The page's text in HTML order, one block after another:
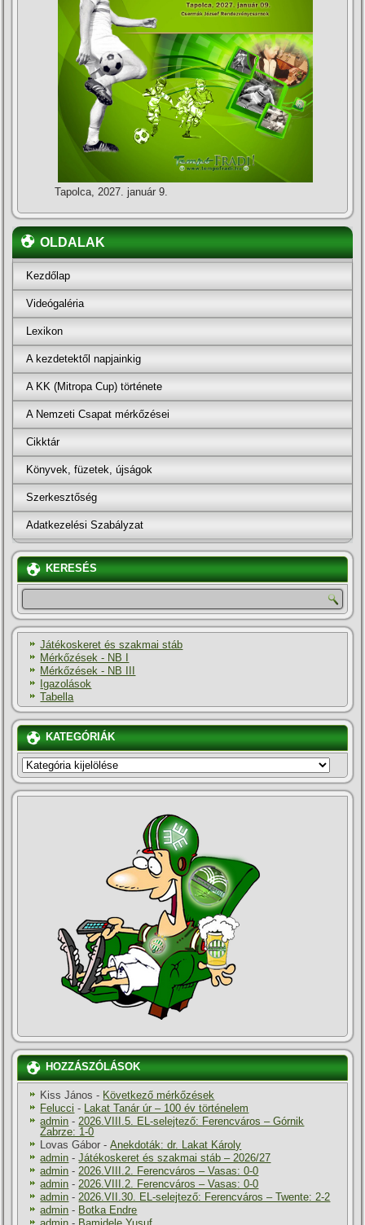
Tapolca, 2027. január 9.
OLDALAK
Kezdőlap
Videógaléria
Lexikon
A kezdetektől napjainkig
A KK (Mitropa Cup) története
A Nemzeti Csapat mérkőzései
Cikktár
Könyvek, füzetek, újságok
Szerkesztőség
Adatkezelési Szabályzat
KERESÉS
Játékoskeret és szakmai stáb
Mérkőzések - NB I
Mérkőzések - NB III
Igazolások
Tabella
KATEGÓRIÁK
KATEGÓRIÁK
HOZZÁSZÓLÁSOK
Kiss János - Következő mérkőzések
Felucci - Lakat Tanár úr – 100 év történelem
admin -2026.VIII.5. EL-selejtező: Ferencváros – Górnik
Zabrze: 1-0
Lovas Gábor -Anekdoták: dr. Lakat Károly
admin -Játékoskeret és szakmai stáb – 2026/27
admin -2026.VIII.2. Ferencváros – Vasas: 0-0
admin -2026.VIII.2. Ferencváros – Vasas: 0-0
admin -2026.VII.30. EL-selejtező: Ferencváros – Twente: 2-2
admin - Botka Endre